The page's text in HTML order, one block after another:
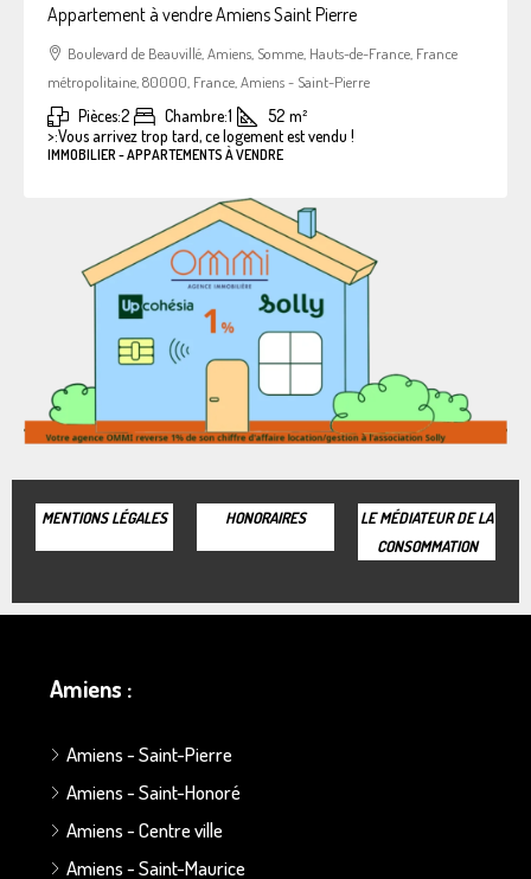
Appartement à vendre Amiens Saint Pierre
Boulevard de Beauvillé, Amiens, Somme, Hauts-de-France, France
métropolitaine, 80000, France, Amiens - Saint-Pierre
Pièces:2 Chambre:1 52 m²
>:Vous arrivez trop tard, ce logement est vendu !
IMMOBILIER - APPARTEMENTS À VENDRE
MENTIONS LÉGALES HONORAIRES
LE MÉDIATEUR DE LA
CONSOMMATION
Amiens :
Amiens - Saint-Pierre
Amiens - Saint-Honoré
Amiens - Centre ville
Amiens - Saint-Maurice